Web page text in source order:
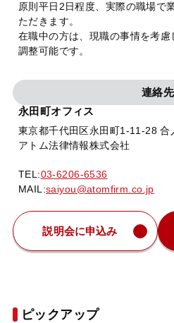
原則平日2日程度、実際の職場で
ただきます。
在職中の方は、現職の事情を考
調整可能です。
連絡先
永田町オフィス
東京都千代田区永田町1-11-28 合
アトム法律情報株式会社
TEL:03-6206-6536
MAIL:saiyou@atomfirm.co.jp
説明会に申込み
ピックアップ